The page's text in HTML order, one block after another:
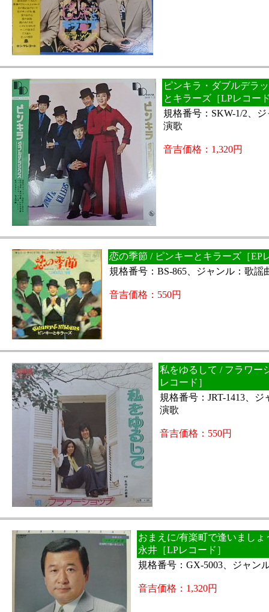
ピンキラ・ダブルデラ
とキラーズ［LPレコー
規格番号：SKW-1/2、
演歌
音吉価格：1,320円
恋の季節 / ピンキーとキラーズ［EP
規格番号：BS-865、ジャンル：歌謡
音吉価格：550円
私をゆるして / フラワー
レコード］
規格番号：JRT-1413、
演歌
音吉価格：550円
おまえに/有楽町で逢いましょ
永井［LPレコード］
規格番号：GX-5003、ジャン
音吉価格：1,320円